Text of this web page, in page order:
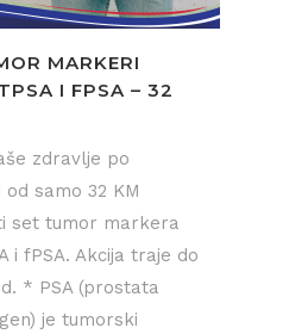
MARKERI
I FPSA – 32
zdravlje po
od samo 32 KM
set tumor markera
i fPSA. Akcija traje do
* PSA (prostata
je tumorski